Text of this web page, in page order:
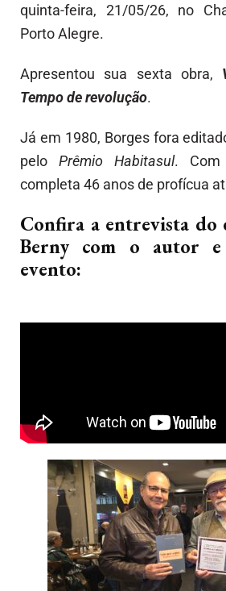
quinta-feira, 21/05/26, no
Porto Alegre.
Apresentou sua sexta obra,
Tempo de revolução.
Já em 1980, Borges fora
pelo Prêmio Habitasul. Com
completa 46 anos de profícua
Confira a entrevista do
Berny com o autor
evento: